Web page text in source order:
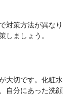
対策方法が異なり
しましょう。
大切です。化粧水
自分にあった洗顔